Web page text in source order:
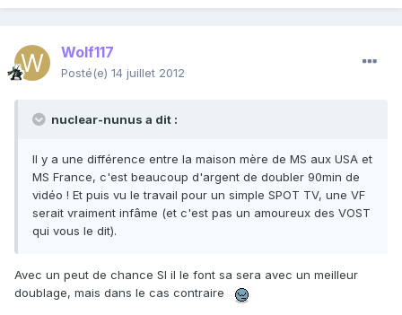
Wolf117
Posté(e) 14 juillet 2012
nuclear-nunus a dit :
Il y a une différence entre la maison mère de MS aux USA et
MS France, c'est beaucoup d'argent de doubler 90min de
vidéo ! Et puis vu le travail pour un simple SPOT TV, une VF
serait vraiment infâme (et c'est pas un amoureux des VOST
qui vous le dit).
Avec un peut de chance SI il le font sa sera avec un meilleur
doublage, mais dans le cas contraire